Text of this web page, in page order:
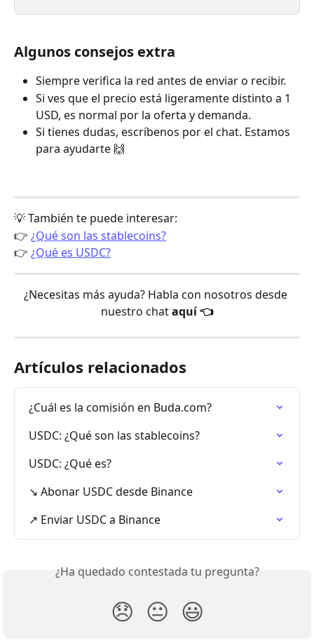
Algunos consejos extra
Siempre verifica la red antes de enviar o recibir.
Si ves que el precio está ligeramente distinto a 1
USD, es normal por la oferta y demanda.
Si tienes dudas, escríbenos por el chat. Estamos
para ayudarte 🙌
💡 También te puede interesar:
👉 ¿Qué son las stablecoins?
👉 ¿Qué es USDC?
¿Necesitas más ayuda? Habla con nosotros desde
nuestro chat aquí 👈
Artículos relacionados
¿Cuál es la comisión en Buda.com?
USDC: ¿Qué son las stablecoins?
USDC: ¿Qué es?
↘️ Abonar USDC desde Binance
↗️ Enviar USDC a Binance
¿Ha quedado contestada tu pregunta?
😞 😐 😃